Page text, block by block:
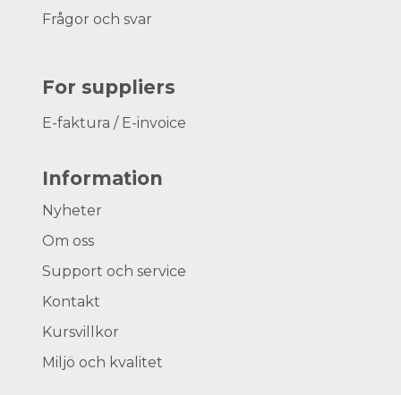
Frågor och svar
For suppliers
E-faktura / E-invoice
Information
Nyheter
Om oss
Support och service
Kontakt
Kursvillkor
Miljö och kvalitet